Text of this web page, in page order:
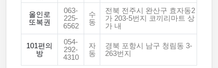
올인로
또복권
063-
225-
6562
수
동
전북 전주시 완산구 효자동2
가 203-5번지 코끼리마트 상
가 내
101편의
방
054-
292-
4310
자
동
경북 포항시 남구 청림동 3-
263번지